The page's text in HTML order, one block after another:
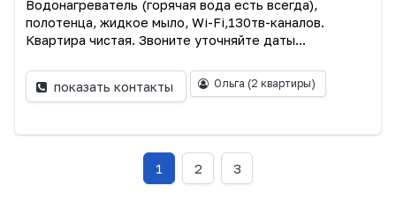
Водонагреватель (горячая вода есть всегда),
полотенца, жидкое мыло, Wi-Fi,130тв-каналов.
Квартира чистая. Звоните уточняйте даты...
показать контакты Ольга (2 квартиры)
1 2 3